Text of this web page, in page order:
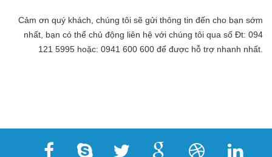
Cảm ơn quý khách, chúng tôi sẽ gửi thông tin đến cho bạn sớm
nhất, bạn có thể chủ động liên hệ với chúng tôi qua số Đt: 094
121 5995 hoặc: 0941 600 600 để được hỗ trợ nhanh nhất.